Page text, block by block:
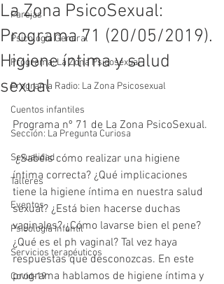
Parejas
Psicología General
Programa: La Zona Psicosexual
Programa Radio: La Zona Psicosexual
Cuentos infantiles
Sección: La Pregunta Curiosa
Sexualidad
Talleres
Eventos
Psicología Infantil
Servicios terapéuticos
Covid-19
La Zona PsicoSexual:
Programa 71 (20/05/2019).
Higiene íntima y salud
sexual
Programa nº 71 de La Zona PsicoSexual.
¿Sabéis cómo realizar una higiene
íntima correcta? ¿Qué implicaciones
tiene la higiene íntima en nuestra salud
sexual? ¿Está bien hacerse duchas
vaginales? ¿Cómo lavarse bien el pene?
¿Qué es el ph vaginal? Tal vez haya
respuestas que desconozcas. En este
programa hablamos de higiene íntima y